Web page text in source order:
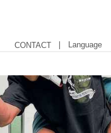
CONTACT | Language